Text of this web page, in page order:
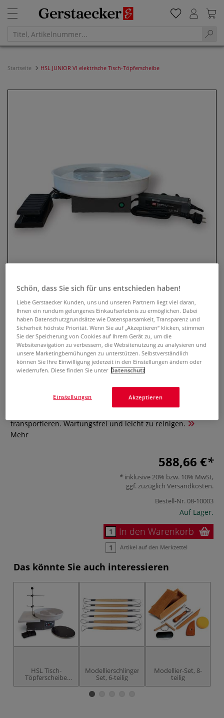
Startseite HSL JUNIOR VI elektrische Tisch-Töpferscheibe
HSL JUNIOR VI elektrische Tisch-
Töpferscheibe
1 Bewertung
Handliche elektrische Töpferscheibe mit Fußregler zum
Verarbeiten von Ton. Ideal für Schule, Kurse, Hobby und
transportieren. Wartungsfrei und leicht zu reinigen.
Mehr
588,66 €
inklusive 20% bzw. 10% MwSt,
ggf. zuzüglich Versandkosten.
Bestell-Nr.08-10003
Auf Lager.
In den Warenkorb
Artikel auf den Merkzettel
Das könnte Sie auch interessieren
HSL Tisch-
Töpferscheibe
Profi T-45
Modellierschlingen-
Set, 6-teilig
Modellier-Set, 8-
teilig
Schön, dass Sie sich für uns entschieden haben!
Liebe Gerstaecker Kunden, uns und unseren Partnern liegt viel daran,
Ihnen ein rundum gelungenes Einkaufserlebnis zu ermöglichen. Dabei
haben Datenschutzgrundsätze wie Datensparsamkeit, Transparenz und
Sicherheit höchste Priorität. Wenn Sie auf „Akzeptieren“ klicken, stimmen
Sie der Speicherung von Cookies auf Ihrem Gerät zu, um die
Websitenavigation zu verbessern, die Websitenutzung zu analysieren und
unsere Marketingbemühungen zu unterstützen. Selbstverständlich
können Sie Ihre Einwilligung jederzeit in den Einstellungen ändern oder
wiederrufen. Diese finden Sie unter Datenschutz
Akzeptieren
Einstellungen